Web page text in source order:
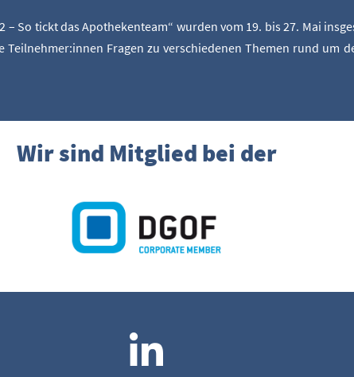
– So tickt das Apo­the­ken­team“ wur­den vom 19. bis 27. Mai
Fra­gen zu ver­schie­de­nen The­men rund um
Wir sind Mitglied bei der